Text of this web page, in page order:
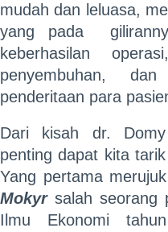
mudah dan leluasa,
yang pada
keberhasilan
penyembuhan,
penderitaan para
Dari kisah dr.
penting dapat kita
Yang pertama
Mokyr salah seorang
Ilmu Ekonomi